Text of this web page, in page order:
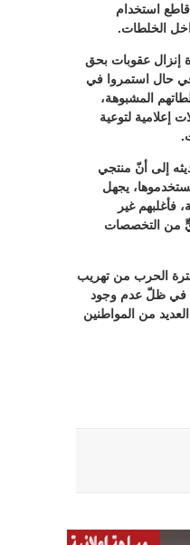
استخدام
الخلطات.
إنزال عقوبات بحق
في حال استمروا في
المشبوهة،
إعلامية لتوعية
إلى أنّ منتجي
يجهل
فأغلبهم غير
من التخصصات
الحرب من تهريب
في ظلّ عدم وجود
من المواطنين